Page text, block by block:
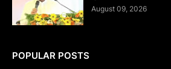
August 09, 2026
POPULAR POSTS